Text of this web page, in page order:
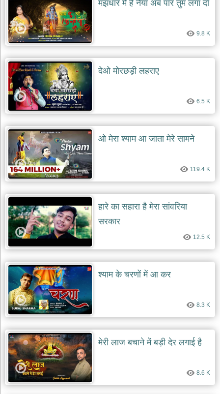
देश
भक्ति
भजन
patriotic
खाटू
श्याम
भजन
khatu
shaym
bhajans
रानी
सती
दादी
भजन
rani
sati
dadi
बावा
लाल
दयाल
भजन
lal
bhajans
शनि
देव
भजन
shani
dev
आज
का
भजन
bhajan
of
the
day
मझधार में है नैया अब पार तुम लगा दो
9.8 K
देओ मोरछड़ी लहराए
6.5 K
ओ मेरा श्याम आ जाता मेरे सामने
119.4 K
हारे का सहारा है मेरा सांवरिया
सरकार
12.5 K
श्याम के चरणों में आ कर
8.3 K
मेरी लाज बचाने में बड़ी देर लगाई है
8.6 K